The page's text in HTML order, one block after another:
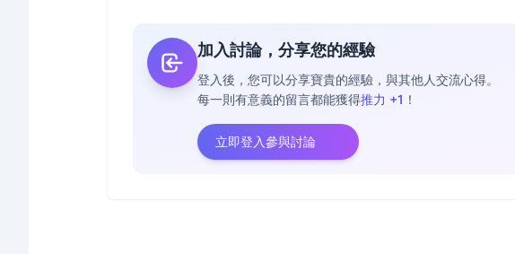
加入討論，分享您的經驗
登入後，您可以分享寶貴的經驗，與其他人交流心得。
每一則有意義的留言都能獲得推力 +1 ！
立即登入參與討論